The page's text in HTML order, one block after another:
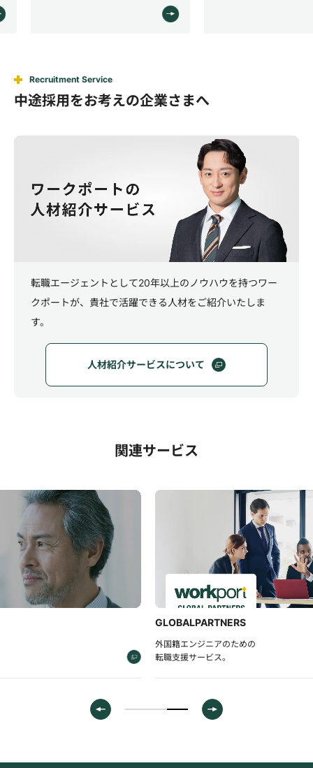
Recruitment Service
中途採用をお考えの企業さまへ
転職エージェントとして20年以上のノウハウを持つワー
クポートが、 貴社で活躍できる人材をご紹介いたしま
す。
人材紹介サービスについて
関連サービス